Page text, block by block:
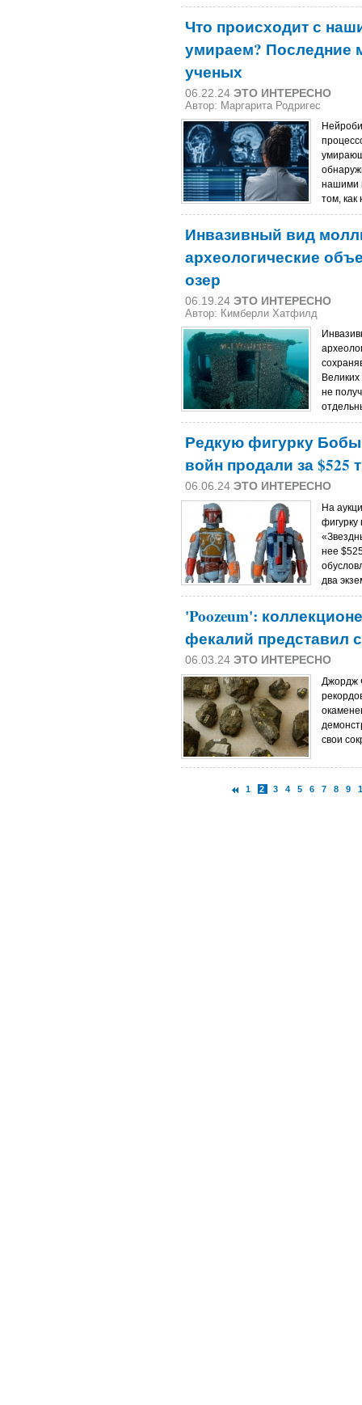
Что происходит с
умираем? Последние
ученых
06.22.24 ЭТО ИНТЕРЕСНО
Автор: Маргарита Родригес
нашими
том, как
Инвазивный вид
археологические
озер
06.19.24 ЭТО ИНТЕРЕСНО
Автор: Кимберли Хатфилд
не
Редкую фигурку
войн продали за $525
06.06.24 ЭТО ИНТЕРЕСНО
На
нее
два
'Poozeum':
фекалий представил
06.03.24 ЭТО ИНТЕРЕСНО
Джордж
свои
1 2 3 4 5 6 7 8 9